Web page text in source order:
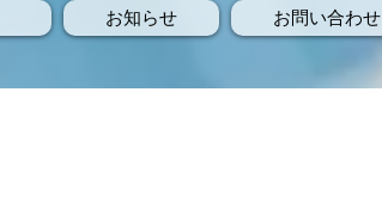
お知らせ お問い合わせ